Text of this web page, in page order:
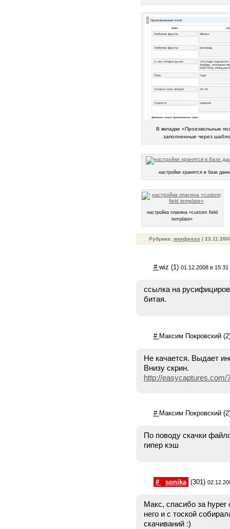
В вкладке «Произвольные
заполненные через
настройки хранятся в базе
настройка плагина «custom field
template»
Рубрика: wordpress |
# wiz (1) 01.12.2008 в 15:31
ссылка на
битая.
# Максим Покровский
Не качается. Выдает
Внизу скрин.
http://easycaptures.com/
# Максим Покровский
По поводу скачки
гипер кэш
# sonika (301)
Макс, спасибо за
него и с тоской
скачиваний :)